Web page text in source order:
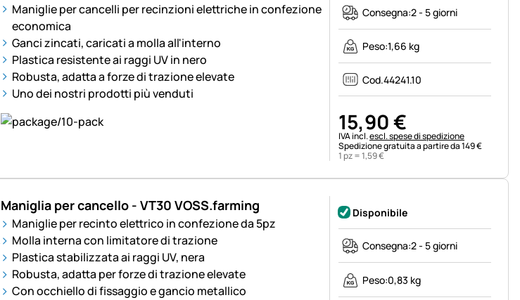
Maniglie per cancelli per recinzioni elettriche in confezione
economica
Ganci zincati, caricati a molla all'interno
Plastica resistente ai raggi UV in nero
Robusta, adatta a forze di trazione elevate
Uno dei nostri prodotti più venduti
Consegna:2 - 5 giorni
Peso:1,66 kg
Cod.44241.10
15,90€
Informazioni fiscali:
IVA incl.escl. spese di spedizione
Spedizione gratuita a partire da 149 €
1 pz =1,59€
Maniglia per cancello - VT30 VOSS.farming
Maniglie per recinto elettrico in confezione da 5pz
Molla interna con limitatore di trazione
Plastica stabilizzata ai raggi UV, nera
Robusta, adatta per forze di trazione elevate
Con occhiello di fissaggio e gancio metallico
Disponibile
Consegna:2 - 5 giorni
Peso:0,83 kg